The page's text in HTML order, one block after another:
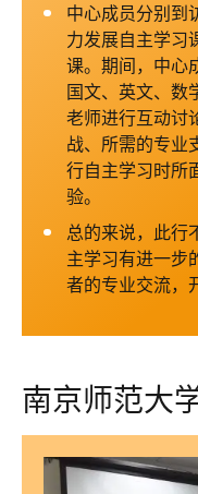
中心成员分别到
力发展自主学习
课。期间，中心
国文、英文、数
老师进行互动讨
战、所需的专业
行自主学习时所
验。
总的来说，此行
主学习有进一步
者的专业交流，
南京师范大